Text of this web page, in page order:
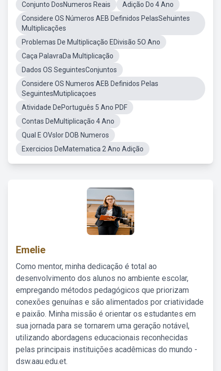
Conjunto DosNumeros Reais
Adição Do 4 Ano
Considere OS Números AEB Definidos PelasSehuintes
Multiplicações
Problemas De Multiplicação EDivisão 5O Ano
Caça PalavraDa Multiplicação
Dados OS SeguintesConjuntos
Considere OS Numeros AEB Definidos Pelas
SeguintesMutiplicaçoes
Atividade DePortuguês 5 Ano PDF
Contas DeMultiplicação 4 Ano
Qual E OVslor DOB Numeros
Exercicios DeMatematica 2 Ano Adição
Emelie
Como mentor, minha dedicação é total ao
desenvolvimento dos alunos no ambiente escolar,
empregando métodos pedagógicos que priorizam
conexões genuínas e são alimentados por criatividade
e paixão. Minha missão é orientar os estudantes em
sua jornada para se tornarem uma geração notável,
utilizando abordagens educacionais reconhecidas
pelas principais instituições acadêmicas do mundo -
dsw.aau.edu.et.